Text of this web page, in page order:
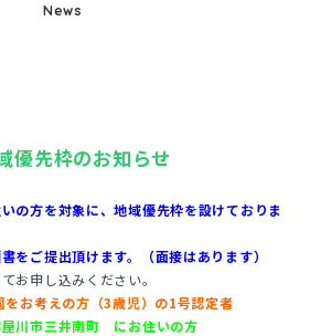
News
優先枠のお知らせ
の方を対象に、地域優先枠を設けておりま
をご提出頂けます。（面接はあります）
てお申し込みください。
お考えの方（3歳児）の1号認定者
川市三井南町 にお住いの方